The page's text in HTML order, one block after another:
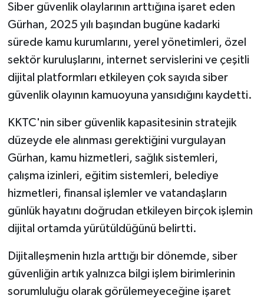
Siber güvenlik olaylarının arttığına işaret eden
Gürhan, 2025 yılı başından bugüne kadarki
sürede kamu kurumlarını, yerel yönetimleri, özel
sektör kuruluşlarını, internet servislerini ve çeşitli
dijital platformları etkileyen çok sayıda siber
güvenlik olayının kamuoyuna yansıdığını kaydetti.
KKTC'nin siber güvenlik kapasitesinin stratejik
düzeyde ele alınması gerektiğini vurgulayan
Gürhan, kamu hizmetleri, sağlık sistemleri,
çalışma izinleri, eğitim sistemleri, belediye
hizmetleri, finansal işlemler ve vatandaşların
günlük hayatını doğrudan etkileyen birçok işlemin
dijital ortamda yürütüldüğünü belirtti.
Dijitalleşmenin hızla arttığı bir dönemde, siber
güvenliğin artık yalnızca bilgi işlem birimlerinin
sorumluluğu olarak görülemeyeceğine işaret